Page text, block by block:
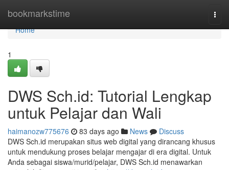
bookmarkstime
Home
Home
1
DWS Sch.id: Tutorial Lengkap
untuk Pelajar dan Wali
haimanozw775676 83 days ago News
Discuss
DWS Sch.id merupakan situs web digital yang dirancang khusus
untuk mendukung proses belajar mengajar di era digital. Untuk
Anda sebagai siswa/murid/pelajar, DWS Sch.id menawarkan